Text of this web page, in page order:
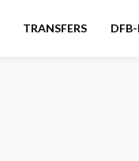
TRANSFERS